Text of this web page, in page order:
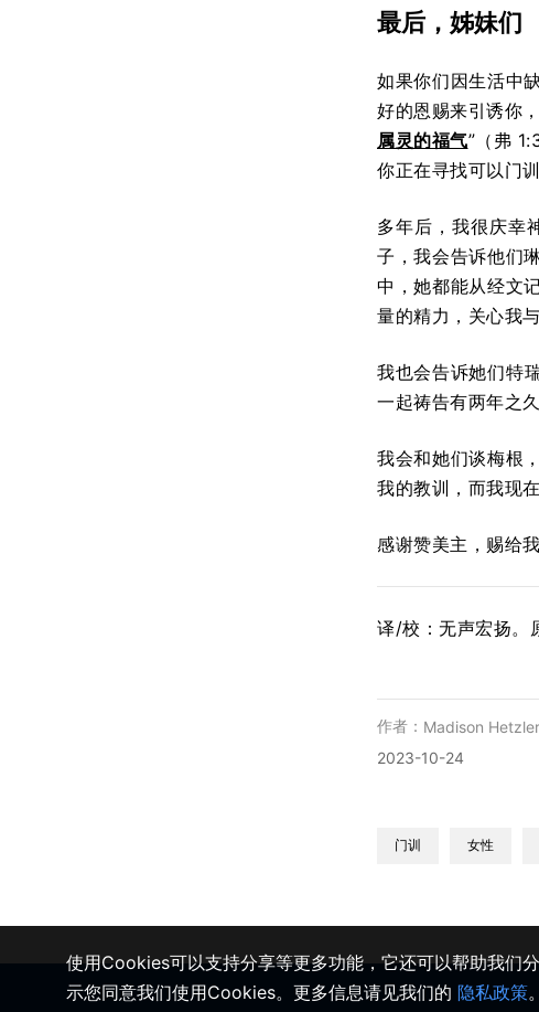
最后，姊妹们
如果你们因生活中
好的恩赐来引诱你
属灵的福气”（弗
你正在寻找可以门
多年后，我很庆幸
子，我会告诉他们
中，她都能从经文
量的精力，关心我
我也会告诉她们特
一起祷告有两年之
我会和她们谈梅根
我的教训，而我现
感谢赞美主，赐给
译/校：无声宏扬。
作者： Madison Hetzler
2023-10-24
门训 女性
使用Cookies可以支持分享等更多功能，它还可以帮助我们
示您同意我们使用Cookies。更多信息请见我们的 隐私政策。